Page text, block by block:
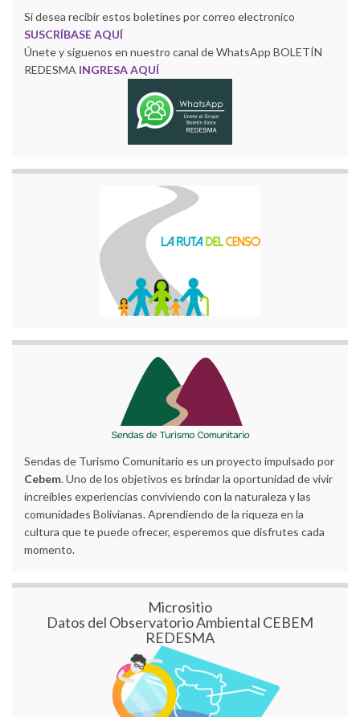
Si desea recibir estos boletines por correo electronico
SUSCRÍBASE AQUÍ
Únete y siguenos en nuestro canal de WhatsApp BOLETÍN
REDESMA INGRESA AQUÍ
Sendas de Turismo Comunitario es un proyecto impulsado por
Cebem. Uno de los objetivos es brindar la oportunidad de vivir
increíbles experiencias conviviendo con la naturaleza y las
comunidades Bolivianas. Aprendiendo de la riqueza en la
cultura que te puede ofrecer, esperemos que disfrutes cada
momento.
Micrositio
Datos del Observatorio Ambiental CEBEM
REDESMA